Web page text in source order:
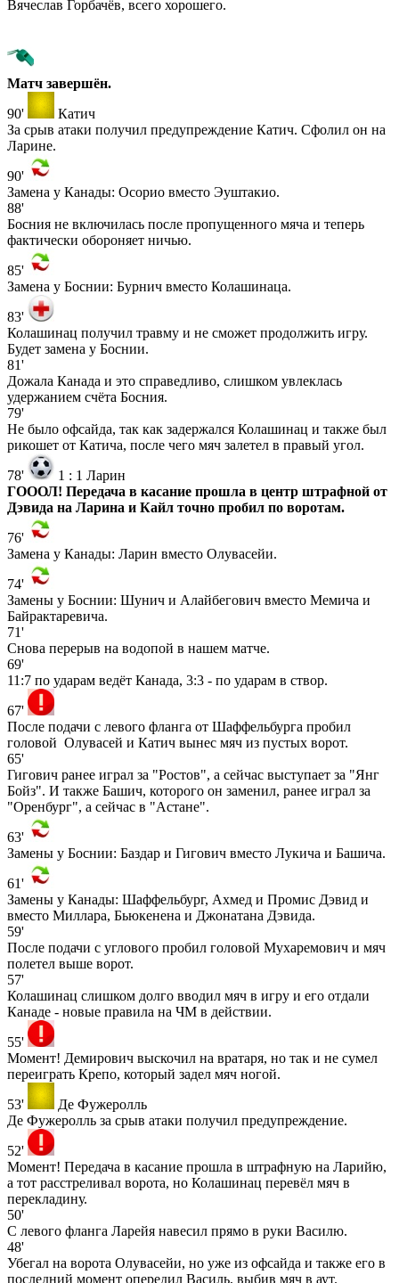
Вячеслав Горбачёв, всего хорошего.
Матч завершён.
90'
Катич
За срыв атаки получил предупреждение Катич. Сфолил он на
Ларине.
90'
Замена у Канады: Осорио вместо Эуштакио.
88'
Босния не включилась после пропущенного мяча и теперь
фактически обороняет ничью.
85'
Замена у Боснии: Бурнич вместо Колашинаца.
83'
Колашинац получил травму и не сможет продолжить игру.
Будет замена у Боснии.
81'
Дожала Канада и это справедливо, слишком увлеклась
удержанием счёта Босния.
79'
Не было офсайда, так как задержался Колашинац и также был
рикошет от Катича, после чего мяч залетел в правый угол.
78'
1 : 1 Ларин
ГОООЛ! Передача в касание прошла в центр штрафной от
Дэвида на Ларина и Кайл точно пробил по воротам.
76'
Замена у Канады: Ларин вместо Олувасейи.
74'
Замены у Боснии: Шунич и Алайбегович вместо Мемича и
Байрактаревича.
71'
Снова перерыв на водопой в нашем матче.
69'
11:7 по ударам ведёт Канада, 3:3 - по ударам в створ.
67'
После подачи с левого фланга от Шаффельбурга пробил
головой Олувасей и Катич вынес мяч из пустых ворот.
65'
Гигович ранее играл за "Ростов", а сейчас выступает за "Янг
Бойз". И также Башич, которого он заменил, ранее играл за
"Оренбург", а сейчас в "Астане".
63'
Замены у Боснии: Баздар и Гигович вместо Лукича и Башича.
61'
Замены у Канады: Шаффельбург, Ахмед и Промис Дэвид и
вместо Миллара, Бьюкенена и Джонатана Дэвида.
59'
После подачи с углового пробил головой Мухаремович и мяч
полетел выше ворот.
57'
Колашинац слишком долго вводил мяч в игру и его отдали
Канаде - новые правила на ЧМ в действии.
55'
Момент! Демирович выскочил на вратаря, но так и не сумел
переиграть Крепо, который задел мяч ногой.
53'
Де Фужеролль
Де Фужеролль за срыв атаки получил предупреждение.
52'
Момент! Передача в касание прошла в штрафную на Ларийю,
а тот расстреливал ворота, но Колашинац перевёл мяч в
перекладину.
50'
С левого фланга Ларейя навесил прямо в руки Василю.
48'
Убегал на ворота Олувасейи, но уже из офсайда и также его в
последний момент опередил Василь, выбив мяч в аут.